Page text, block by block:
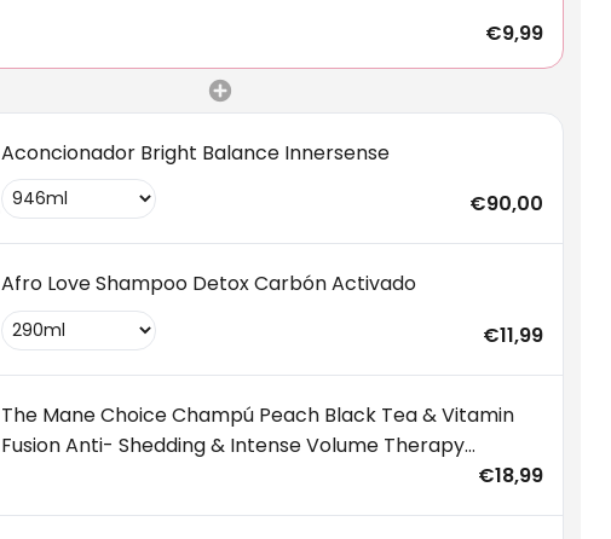
€9,99
Aconcionador Bright Balance Innersense
€90,00
Afro Love Shampoo Detox Carbón Activado
€11,99
The Mane Choice Champú Peach Black Tea & Vitamin
Fusion Anti- Shedding & Intense Volume Therapy
€18,99